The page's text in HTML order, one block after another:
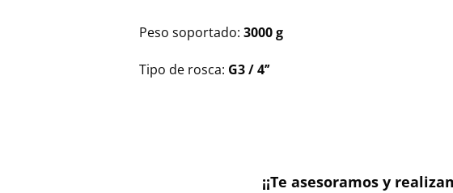
Peso soportado: 3000 g
Tipo de rosca: G3 / 4’’
¡¡Te asesoramos y